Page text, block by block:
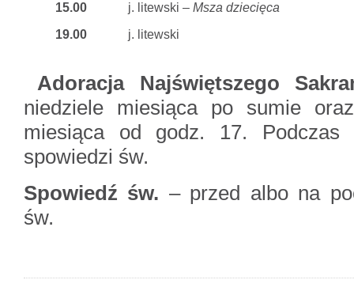
15.00
19.00
j. litewski – Msza dziecięca
j. litewski
Adoracja Najświętszego
niedziele miesiąca po sumie
miesiąca od godz. 17. Podczas
spowiedzi św.
Spowiedź św. – przed albo na
św.